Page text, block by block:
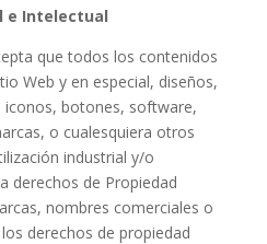
e Intelectual
que todos los contenidos
Web y en especial, diseños,
botones, software,
o cualesquiera otros
industrial y/o
derechos de Propiedad
nombres comerciales o
derechos de propiedad